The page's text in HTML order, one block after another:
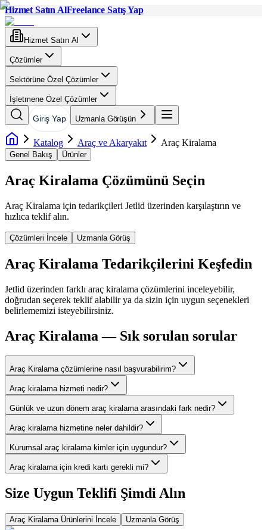
Hizmet Satın AlFreelance Satış Yap
Hizmet Satın Al
Çözümler
Sektörüne Özel Çözümler
İşletmene Özel Çözümler
Giriş Yap Uzmanla Görüşün
Katalog Araç ve Akaryakıt Araç Kiralama
Genel Bakış Ürünler
Araç Kiralama Çözümünü Seçin
Araç Kiralama için tedarikçileri Jetlid üzerinden karşılaştırın ve
hızlıca teklif alın.
Çözümleri İncele Uzmanla Görüş
Araç Kiralama Tedarikçilerini Keşfedin
Jetlid üzerinden farklı araç kiralama çözümlerini inceleyebilir,
doğrudan seçerek teklif alabilir ya da sizin için uygun seçenekleri
belirlememizi isteyebilirsiniz.
Araç Kiralama — Sık sorulan sorular
Araç Kiralama çözümlerine nasıl başvurabilirim?
Araç kiralama hizmeti nedir?
Günlük ve uzun dönem araç kiralama arasındaki fark nedir?
Araç kiralama hizmetine neler dahildir?
Kurumsal araç kiralama kimler için uygundur?
Araç kiralama için kredi kartı gerekli mi?
Size Uygun Teklifi Şimdi Alın
Araç KiralamaÜrünlerini İncele Uzmanla Görüş